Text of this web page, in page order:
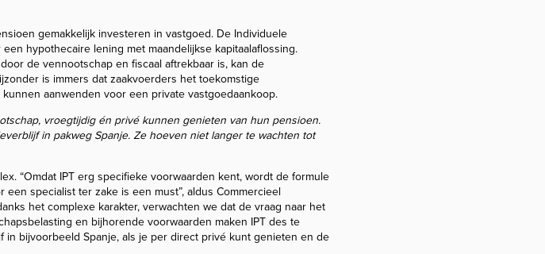
gemakkelijk investeren in vastgoed. De Individuele
hypothecaire lening met maandelijkse kapitaalaflossing.
de vennootschap en fiscaal aftrekbaar is, kan de
is immers dat zaakvoerders het toekomstige
aanwenden voor een private vastgoedaankoop.
vroegtijdig én privé kunnen genieten van hun pensioen.
in pakweg Spanje. Ze hoeven niet langer te wachten tot
“Omdat IPT erg specifieke voorwaarden kent, wordt de formule
specialist ter zake is een must”, aldus Commercieel
het complexe karakter, verwachten we dat de vraag naar het
en bijhorende voorwaarden maken IPT des te
in bijvoorbeeld Spanje, als je per direct privé kunt genieten en de